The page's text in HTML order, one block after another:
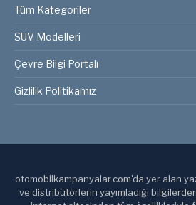
Tüm Kategoriler
SUV Modelleri
Çevre Bilgi Portalı
Gizlilik Politikamız
otomobilkampanyalar.com'da yer alan
ve distribütörlerin yayımladığı